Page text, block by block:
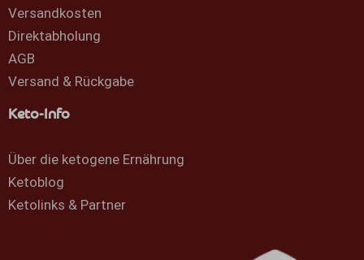
Versandkosten
Direktabholung
AGB
Versand & Rückgabe
Keto-Info
Über die ketogene Ernährung
Ketoblog
Ketolinks & Partner